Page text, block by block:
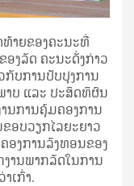
າຍຂອງຄະນະທີ່
ງລັດ ຄະນະດັ່ງກ່າວ
ກັບການປັບປຸງການ
ບ ແລະ ປະສິດທິຜົນ
ານການຄຸ້ມຄອງການ
ອບວຽກໄລຍະຍາວ
ອງການລົງທອນຂອງ
ານພາກລັດໃນການ
ເກົ່າ.